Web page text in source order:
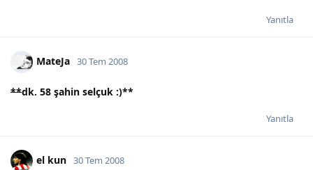
Yanıtla
MateJa 30 Tem 2008
**dk. 58 şahin selçuk :)**
Yanıtla
el kun 30 Tem 2008